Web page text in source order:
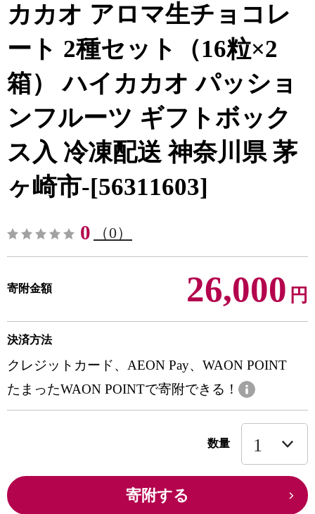
カカオ アロマ生チョコレ
ート 2種セット（16粒×2
箱） ハイカカオ パッショ
ンフルーツ ギフトボック
ス入 冷凍配送 神奈川県 茅
ヶ崎市-[56311603]
0 （0）
寄附金額 26,000 円
決済方法
クレジットカード、AEON Pay、WAON POINT
たまったWAON POINTで寄附できる！
数量
寄附する